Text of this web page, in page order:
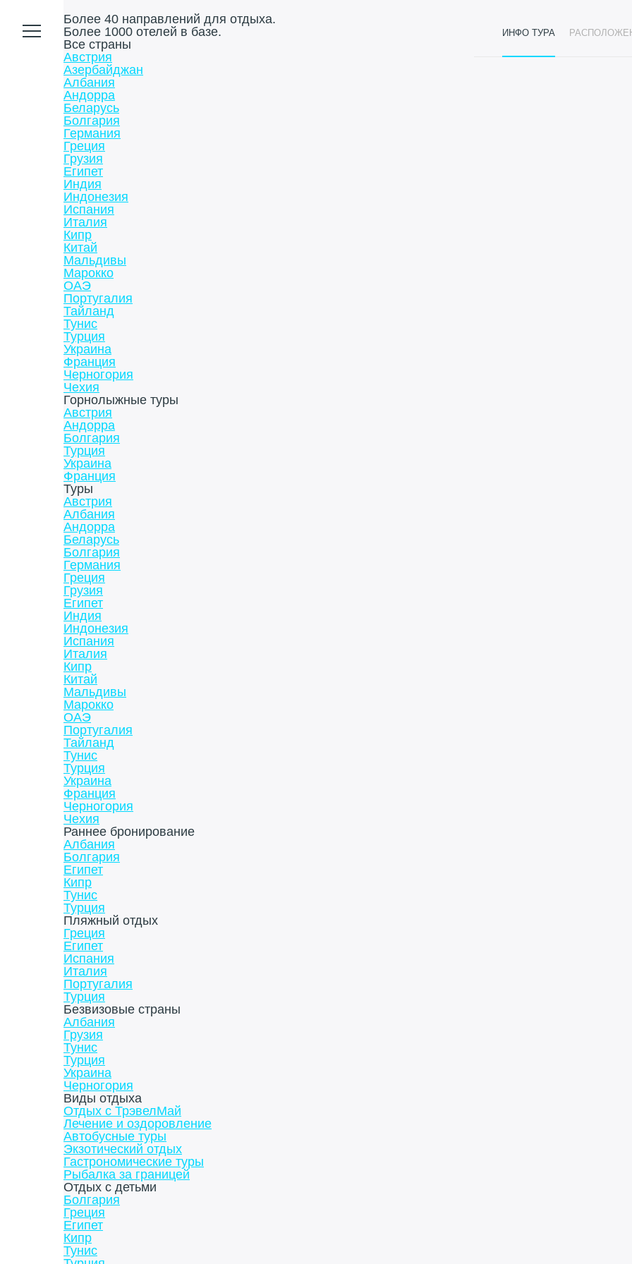
Более 40 направлений для отдыха.
Более 1000 отелей в базе.
Все страны
Австрия
Азербайджан
Албания
Андорра
Беларусь
Болгария
Германия
Греция
Грузия
Египет
Индия
Индонезия
Испания
Италия
Кипр
Китай
Мальдивы
Марокко
ОАЭ
Португалия
Тайланд
Тунис
Турция
Украина
Франция
Черногория
Чехия
Горнолыжные туры
Австрия
Андорра
Болгария
Турция
Украина
Франция
Туры
Австрия
Албания
Андорра
Беларусь
Болгария
Германия
Греция
Грузия
Египет
Индия
Индонезия
Испания
Италия
Кипр
Китай
Мальдивы
Марокко
ОАЭ
Португалия
Тайланд
Тунис
Турция
Украина
Франция
Черногория
Чехия
Раннее бронирование
Албания
Болгария
Египет
Кипр
Тунис
Турция
Пляжный отдых
Греция
Египет
Испания
Италия
Португалия
Турция
Безвизовые страны
Албания
Грузия
Тунис
Турция
Украина
Черногория
Виды отдыха
Отдых с ТрэвелМай
Лечение и оздоровление
Автобусные туры
Экзотический отдых
Гастрономические туры
Рыбалка за границей
Отдых с детьми
Болгария
Греция
Египет
Кипр
Тунис
ИНФО ТУРА